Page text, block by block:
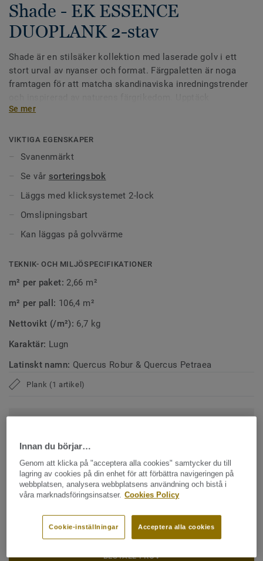
Shade - EK ESSENCE
DUOPLANK 2-stav
Shade är en stilsäker kollektion med laserade golv i ett
stort urval av nyanser och format. Färgpaletten är noga
framtagen för att matcha skandinaviska inredningstrender
skönheten och den stora variationen och låt dig inspireras
Se mer
VIKTIGA EGENSKAPER
Svanenmärkt
Se vår sorteringsbok
Läggs med klicksystemet 2-lock
Omslipningsbart
Kan läggas på golvvärme
TEKNIK- OCH MILJÖSPECIFIKATIONER
m² per paket: 2,66 m²
m² per pall: 106,4 m²
Nettovikt (/m²): 6,7 kg
Karaktär: Lugn
Latinskt namn: Quercus Robur & Quercus Petraea
Plank (1 artikel)
MITT PROJEKTS KLIMATAVTRYCK
BESTÄLL PROV
Innan du börjar…
Genom att klicka på "acceptera alla cookies" samtycker du till
lagring av cookies på din enhet för att förbättra navigeringen på
webbplatsen, analysera webbplatsens användning och bistå i
våra marknadsföringsinsatser. Cookies Policy
Acceptera alla cookies
Cookie-inställningar